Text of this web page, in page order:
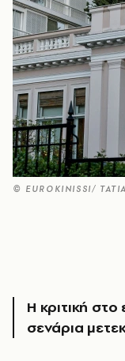
© EUROKINISSI/
Η κριτική στο
σενάρια